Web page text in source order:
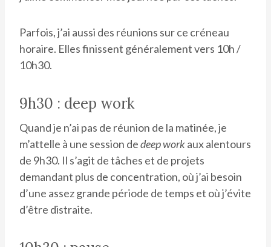
Parfois, j’ai aussi des réunions sur ce créneau
horaire. Elles finissent généralement vers 10h /
10h30.
9h30 : deep work
Quand je n’ai pas de réunion de la matinée, je
m’attelle à une session dedeep workaux alentours
de 9h30. Il s’agit de tâches et de projets
demandant plus de concentration, où j’ai besoin
d’une assez grande période de temps et où j’évite
d’être distraite.